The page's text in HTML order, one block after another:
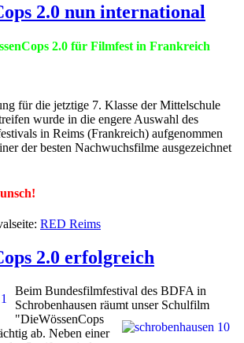
2.0 nun international
2.0 für Filmfest in Frankreich
für die jetztige 7. Klasse der Mittelschule
wurde in die engere Auswahl des
in Reims (Frankreich) aufgenommen
der besten Nachwuchsfilme ausgezeichnet
RED Reims
2.0 erfolgreich
Beim Bundesfilmfestival des BDFA in
Schrobenhausen räumt unser Schulfilm
"DieWössenCops
ab. Neben einer